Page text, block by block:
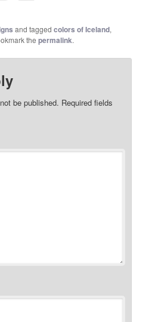
and taggedcolors of Iceland,
thepermalink.
be published. Required fields